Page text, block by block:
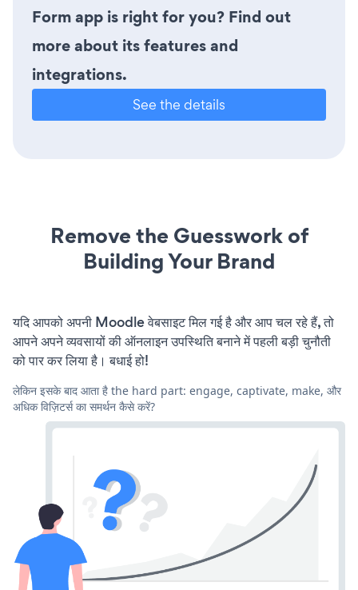
Form app is right for you? Find out
more about its features and
integrations.
See the details
Remove the Guesswork of
Building Your Brand
यदि आपको अपनी Moodle वेबसाइट मिल गई है और आप चल रहे हैं, तो
आपने अपने व्यवसायों की ऑनलाइन उपस्थिति बनाने में पहली बड़ी चुनौती
को पार कर लिया है। बधाई हो!
लेकिन इसके बाद आता है the hard part: engage, captivate, make, और
अधिक विज़िटर्स का समर्थन कैसे करें?